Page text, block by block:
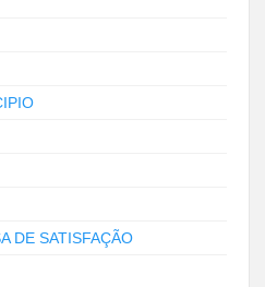
DE SATISFAÇÃO